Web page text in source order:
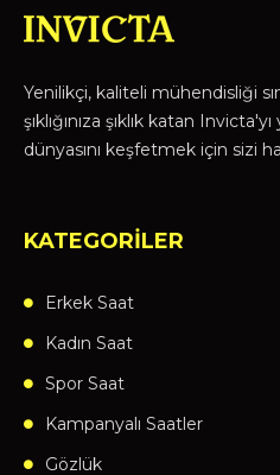
Yenilikçi, kaliteli mühendisliği
şıklığınıza şıklık katan
dünyasını keşfetmek için sizi
KATEGORİLER
Erkek Saat
Kadın Saat
Spor Saat
Kampanyalı Saatler
Gözlük